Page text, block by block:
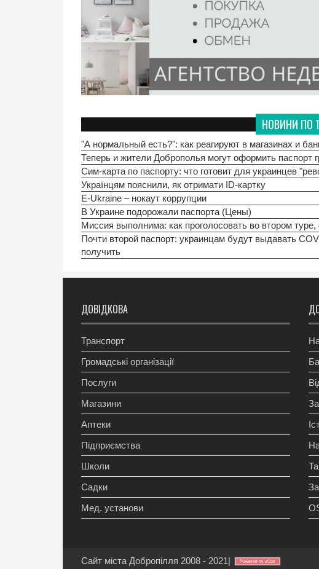
НОВИНИ ПО
​​​​​​​"А нормальный есть?": как реагируют в магазинах и
Теперь и жители Доброполья могут оформить
Сим-карта по паспорту: что готовит для украинцев
Українцям пояснили, як отримати ID-картку
E-Ukraine – нокаут коррупции
В Украине подорожали паспорта (Цены)
Миссия выполнима: как проголосовать во втором туре,
Почти второй паспорт: украинцам будут выдавать
получить
ДОВІДКОВА
Транспорт
Громадські організації
Послуги
Магазини
Аптеки
Підприємства
Школи
Садки
Мед. установи
Сайт міста Добропілля 2008 - 2021|